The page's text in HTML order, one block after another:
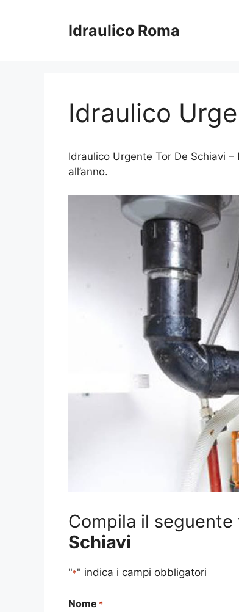
Idraulico Roma
Idraulico
Idraulico Urgente Tor De Schiavi
all’anno.
Compila il
Schiavi
"*" indica i campi obbligatori
Nome *